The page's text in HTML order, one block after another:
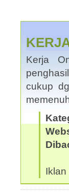
Kerja
cukup
Iklan